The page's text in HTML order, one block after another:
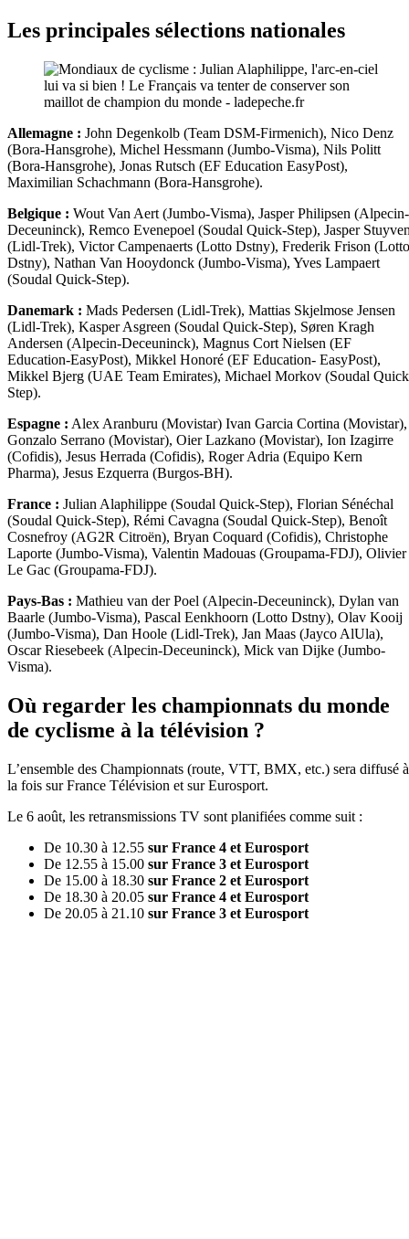
Les principales sélections nationales
Allemagne : John Degenkolb (Team DSM-Firmenich), Nico Denz
(Bora-Hansgrohe), Michel Hessmann (Jumbo-Visma), Nils Politt
(Bora-Hansgrohe), Jonas Rutsch (EF Education EasyPost),
Maximilian Schachmann (Bora-Hansgrohe).
Belgique : Wout Van Aert (Jumbo-Visma), Jasper Philipsen (Alpecin-
Deceuninck), Remco Evenepoel (Soudal Quick-Step), Jasper
(Lidl-Trek), Victor Campenaerts (Lotto Dstny), Frederik Frison
Dstny), Nathan Van Hooydonck (Jumbo-Visma), Yves Lampaert
(Soudal Quick-Step).
Danemark : Mads Pedersen (Lidl-Trek), Mattias Skjelmose Jensen
(Lidl-Trek), Kasper Asgreen (Soudal Quick-Step), Søren Kragh
Andersen (Alpecin-Deceuninck), Magnus Cort Nielsen (EF
Education-EasyPost), Mikkel Honoré (EF Education- EasyPost),
Mikkel Bjerg (UAE Team Emirates), Michael Morkov (Soudal
Step).
Espagne : Alex Aranburu (Movistar) Ivan Garcia Cortina (Movistar),
Gonzalo Serrano (Movistar), Oier Lazkano (Movistar), Ion Izagirre
(Cofidis), Jesus Herrada (Cofidis), Roger Adria (Equipo Kern
Pharma), Jesus Ezquerra (Burgos-BH).
France : Julian Alaphilippe (Soudal Quick-Step), Florian Sénéchal
(Soudal Quick-Step), Rémi Cavagna (Soudal Quick-Step), Benoît
Cosnefroy (AG2R Citroën), Bryan Coquard (Cofidis), Christophe
Laporte (Jumbo-Visma), Valentin Madouas (Groupama-FDJ), Olivier
Le Gac (Groupama-FDJ).
Pays-Bas : Mathieu van der Poel (Alpecin-Deceuninck), Dylan van
Baarle (Jumbo-Visma), Pascal Eenkhoorn (Lotto Dstny), Olav Kooij
(Jumbo-Visma), Dan Hoole (Lidl-Trek), Jan Maas (Jayco AlUla),
Oscar Riesebeek (Alpecin-Deceuninck), Mick van Dijke (Jumbo-
Visma).
Où regarder les championnats du monde
de cyclisme à la télévision ?
L’ensemble des Championnats (route, VTT, BMX, etc.) sera diffusé à
la fois sur France Télévision et sur Eurosport.
Le 6 août, les retransmissions TV sont planifiées comme suit :
De 10.30 à 12.55 sur France 4 et Eurosport
De 12.55 à 15.00 sur France 3 et Eurosport
De 15.00 à 18.30 sur France 2 et Eurosport
De 18.30 à 20.05 sur France 4 et Eurosport
De 20.05 à 21.10 sur France 3 et Eurosport